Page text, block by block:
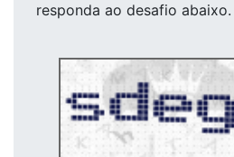
responda ao desafio abaixo.